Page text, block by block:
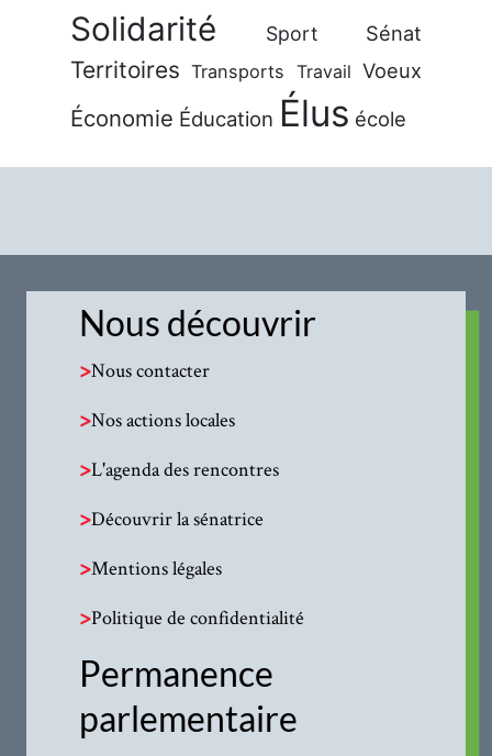
Solidarité Sport Sénat
Territoires Transports Travail Voeux
Économie Éducation Élus école
Nous découvrir
>Nous contacter
>Nos actions locales
>L'agenda des rencontres
>Découvrir la sénatrice
>Mentions légales
>Politique de confidentialité
Permanence
parlementaire